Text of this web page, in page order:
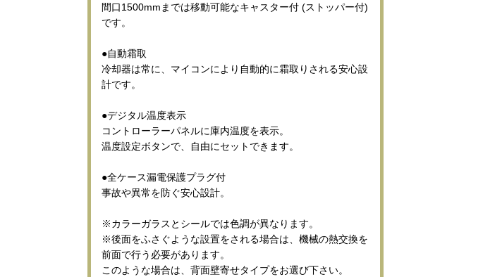
間口1500mmまでは移動可能なキャスター付 (ストッパー付)
です。
●自動霜取
冷却器は常に、マイコンにより自動的に霜取りされる安心設
計です。
●デジタル温度表示
コントローラーパネルに庫内温度を表示。
温度設定ボタンで、自由にセットできます。
●全ケース漏電保護プラグ付
事故や異常を防ぐ安心設計。
※カラーガラスとシールでは色調が異なります。
※後面をふさぐような設置をされる場合は、機械の熱交換を
前面で行う必要があります。
このような場合は、背面壁寄せタイプをお選び下さい。